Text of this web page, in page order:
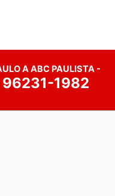
A ABC PAULISTA -
96231-1982